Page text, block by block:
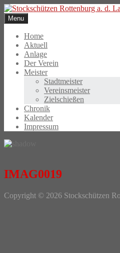
Skip
to
content
Menu
Home
Aktuell
Anlage
Der Verein
Meister
Stadtmeister
Vereinsmeister
Zielschießen
Chronik
Kalender
Impressum
IMAG0019
Photo
Copyright © 2026 Stockschützen